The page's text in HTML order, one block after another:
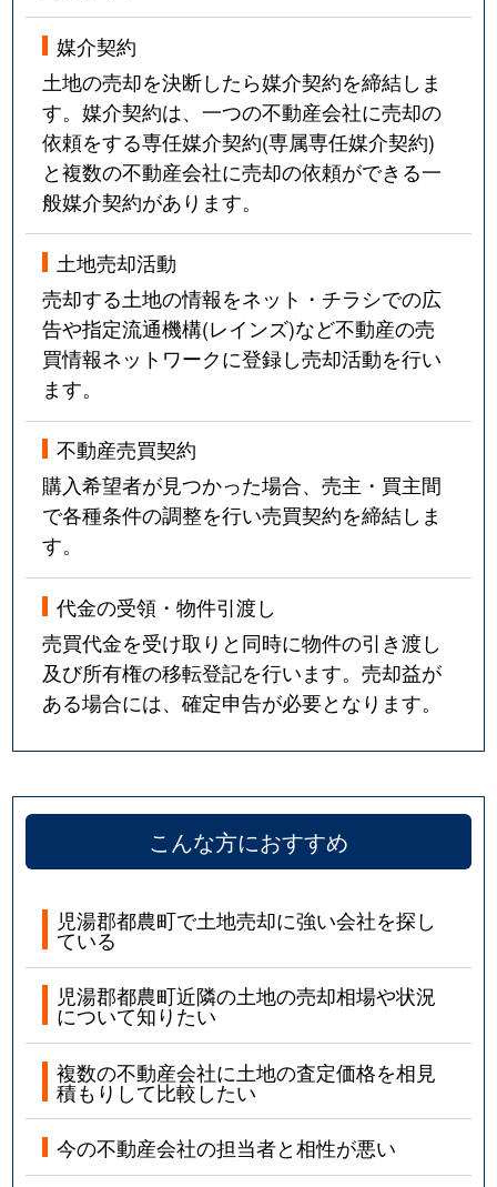
媒介契約
土地の売却を決断したら媒介契約を締結しま
す。媒介契約は、一つの不動産会社に売却の
依頼をする専任媒介契約(専属専任媒介契約)
と複数の不動産会社に売却の依頼ができる一
般媒介契約があります。
土地売却活動
売却する土地の情報をネット・チラシでの広
告や指定流通機構(レインズ)など不動産の売
買情報ネットワークに登録し売却活動を行い
ます。
不動産売買契約
購入希望者が見つかった場合、売主・買主間
で各種条件の調整を行い売買契約を締結しま
す。
代金の受領・物件引渡し
売買代金を受け取りと同時に物件の引き渡し
及び所有権の移転登記を行います。売却益が
ある場合には、確定申告が必要となります。
こんな方におすすめ
児湯郡都農町で土地売却に強い会社を探し
ている
児湯郡都農町近隣の土地の売却相場や状況
について知りたい
複数の不動産会社に土地の査定価格を相見
積もりして比較したい
今の不動産会社の担当者と相性が悪い